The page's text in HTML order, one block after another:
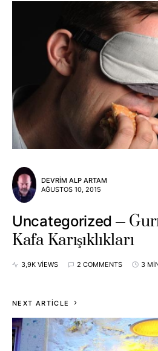
DEVRIM ALP ARTAM
AĞUSTOS 10, 2015
Uncategorized
Kafa Karışıklıkları
3,9K VIEWS 2 COMMENTS 3
NEXT ARTICLE